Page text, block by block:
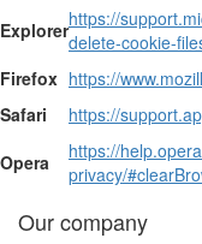
Explorerhttps://
delete-cookie-
Firefox https://
Safari
https://
Opera
https://
privacy/
Our company